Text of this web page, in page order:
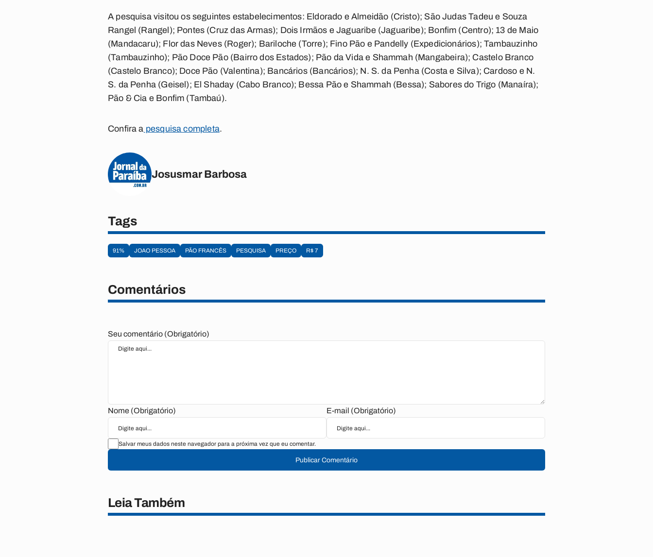
A pesquisa visitou os seguintes estabelecimentos: Eldorado e Almeidão (Cristo); São Judas Tadeu e Souza
Rangel (Rangel); Pontes (Cruz das Armas); Dois Irmãos e Jaguaribe (Jaguaribe); Bonfim (Centro); 13 de Maio
(Mandacaru); Flor das Neves (Roger); Bariloche (Torre); Fino Pão e Pandelly (Expedicionários); Tambauzinho
(Tambauzinho); Pão Doce Pão (Bairro dos Estados); Pão da Vida e Shammah (Mangabeira); Castelo Branco
(Castelo Branco); Doce Pão (Valentina); Bancários (Bancários); N. S. da Penha (Costa e Silva); Cardoso e N.
S. da Penha (Geisel); El Shaday (Cabo Branco); Bessa Pão e Shammah (Bessa); Sabores do Trigo (Manaíra);
Pão & Cia e Bonfim (Tambaú).
Confira a pesquisa completa.
Josusmar Barbosa
Tags
91% JOAO PESSOA PÃO FRANCÊS PESQUISA PREÇO R$ 7
Comentários
Seu comentário (Obrigatório)
Nome (Obrigatório) E-mail (Obrigatório)
Salvar meus dados neste navegador para a próxima vez que eu comentar.
Publicar Comentário
Leia Também